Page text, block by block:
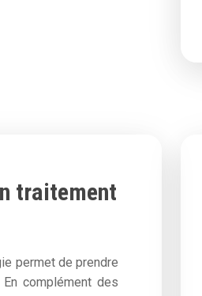
traitement
permet de prendre
complément des